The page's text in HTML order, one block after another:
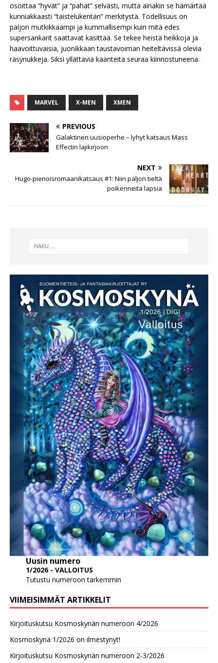
osoittaa “hyvät” ja “pahat” selvästi, mutta ainakin se hämärtää
kunniakkaasti “taistelukentän” merkitystä. Todellisuus on
paljon mutkikkaampi ja kummallisempi kuin mitä edes
supersankarit saattavat käsittää. Se tekee heistä heikkoja ja
haavoittuvaisia, juonikkaan taustavoiman heiteltävissä olevia
räsynukkeja. Siksi yllättäviä käänteitä seuraa kiinnostuneena.
MARVEL X-MEN XMEN
PREVIOUS
Galaktinen uusioperhe – lyhyt katsaus Mass
Effectin lajikirjoon
NEXT
Hugo-pienoisromaanikatsaus #1: Niin paljon tieltä
poikenneita lapsia
Uusin numero
1/2026 - VALLOITUS
Tutustu numeroon tarkemmin
VIIMEISIMMÄT ARTIKKELIT
Kirjoituskutsu Kosmoskynän numeroon 4/2026
Kosmoskynä 1/2026 on ilmestynyt!
Kirjoituskutsu Kosmoskynän numeroon 2-3/2026